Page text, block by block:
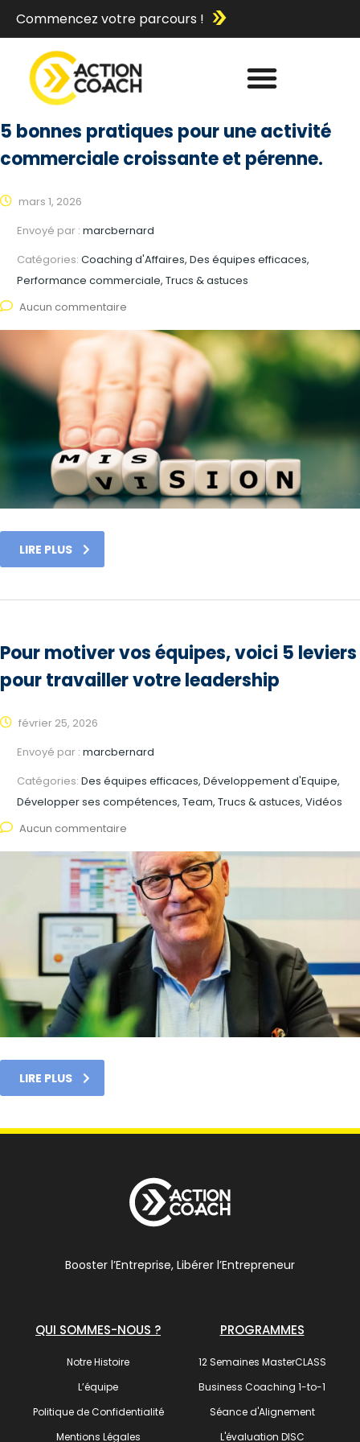
Commencez votre parcours !
5 bonnes pratiques pour une activité
commerciale croissante et pérenne.
mars 1, 2026
Envoyé par : marcbernard
Catégories: Coaching d'Affaires, Des équipes efficaces,
Performance commerciale, Trucs & astuces
Aucun commentaire
LIRE PLUS
Pour motiver vos équipes, voici 5 leviers
pour travailler votre leadership
février 25, 2026
Envoyé par : marcbernard
Catégories: Des équipes efficaces, Développement d'Equipe,
Développer ses compétences, Team, Trucs & astuces, Vidéos
Aucun commentaire
LIRE PLUS
Booster l’Entreprise, Libérer l’Entrepreneur
QUI SOMMES-NOUS ?
Notre Histoire
L’équipe
Politique de Confidentialité
Mentions Légales
PROGRAMMES
12 Semaines MasterCLASS
Business Coaching 1-to-1
Séance d'Alignement
L'évaluation DISC